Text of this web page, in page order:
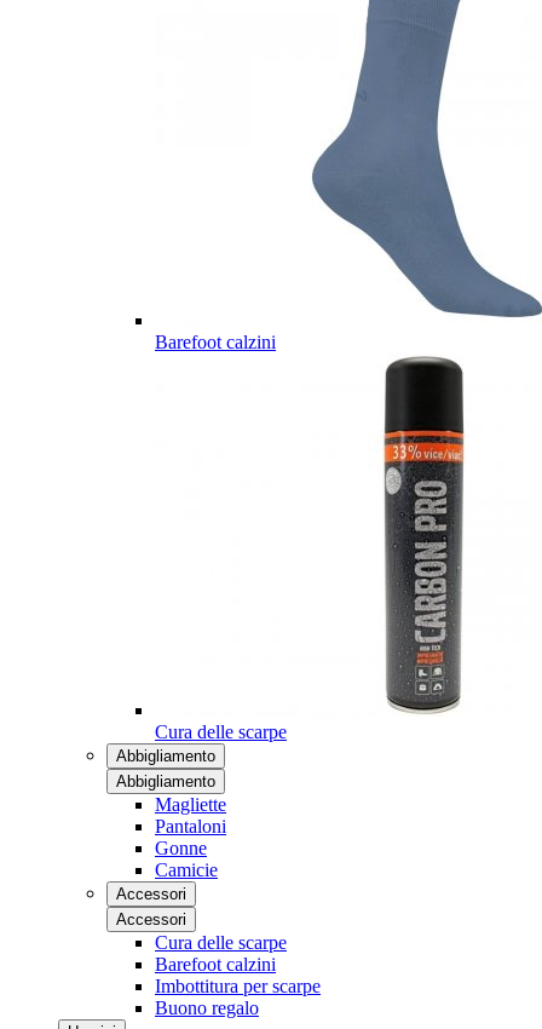
Barefoot calzini
Cura delle scarpe
Abbigliamento
Abbigliamento
Magliette
Pantaloni
Gonne
Camicie
Accessori
Accessori
Cura delle scarpe
Barefoot calzini
Imbottitura per scarpe
Buono regalo